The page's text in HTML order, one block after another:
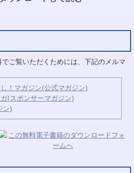
ご覧いただくためには、下記のメルマ
！マガジン(公式マガジン)
(スポンサーマガジン)
ン)